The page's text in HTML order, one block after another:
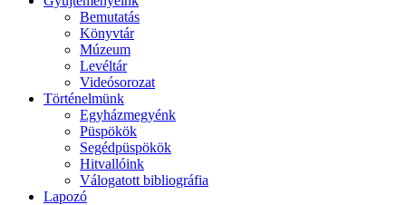
Bemutatás
Könyvtár
Múzeum
Levéltár
Videósorozat
Történelmünk
Egyházmegyénk
Püspökök
Segédpüspökök
Hitvallóink
Válogatott bibliográfia
Lapozó